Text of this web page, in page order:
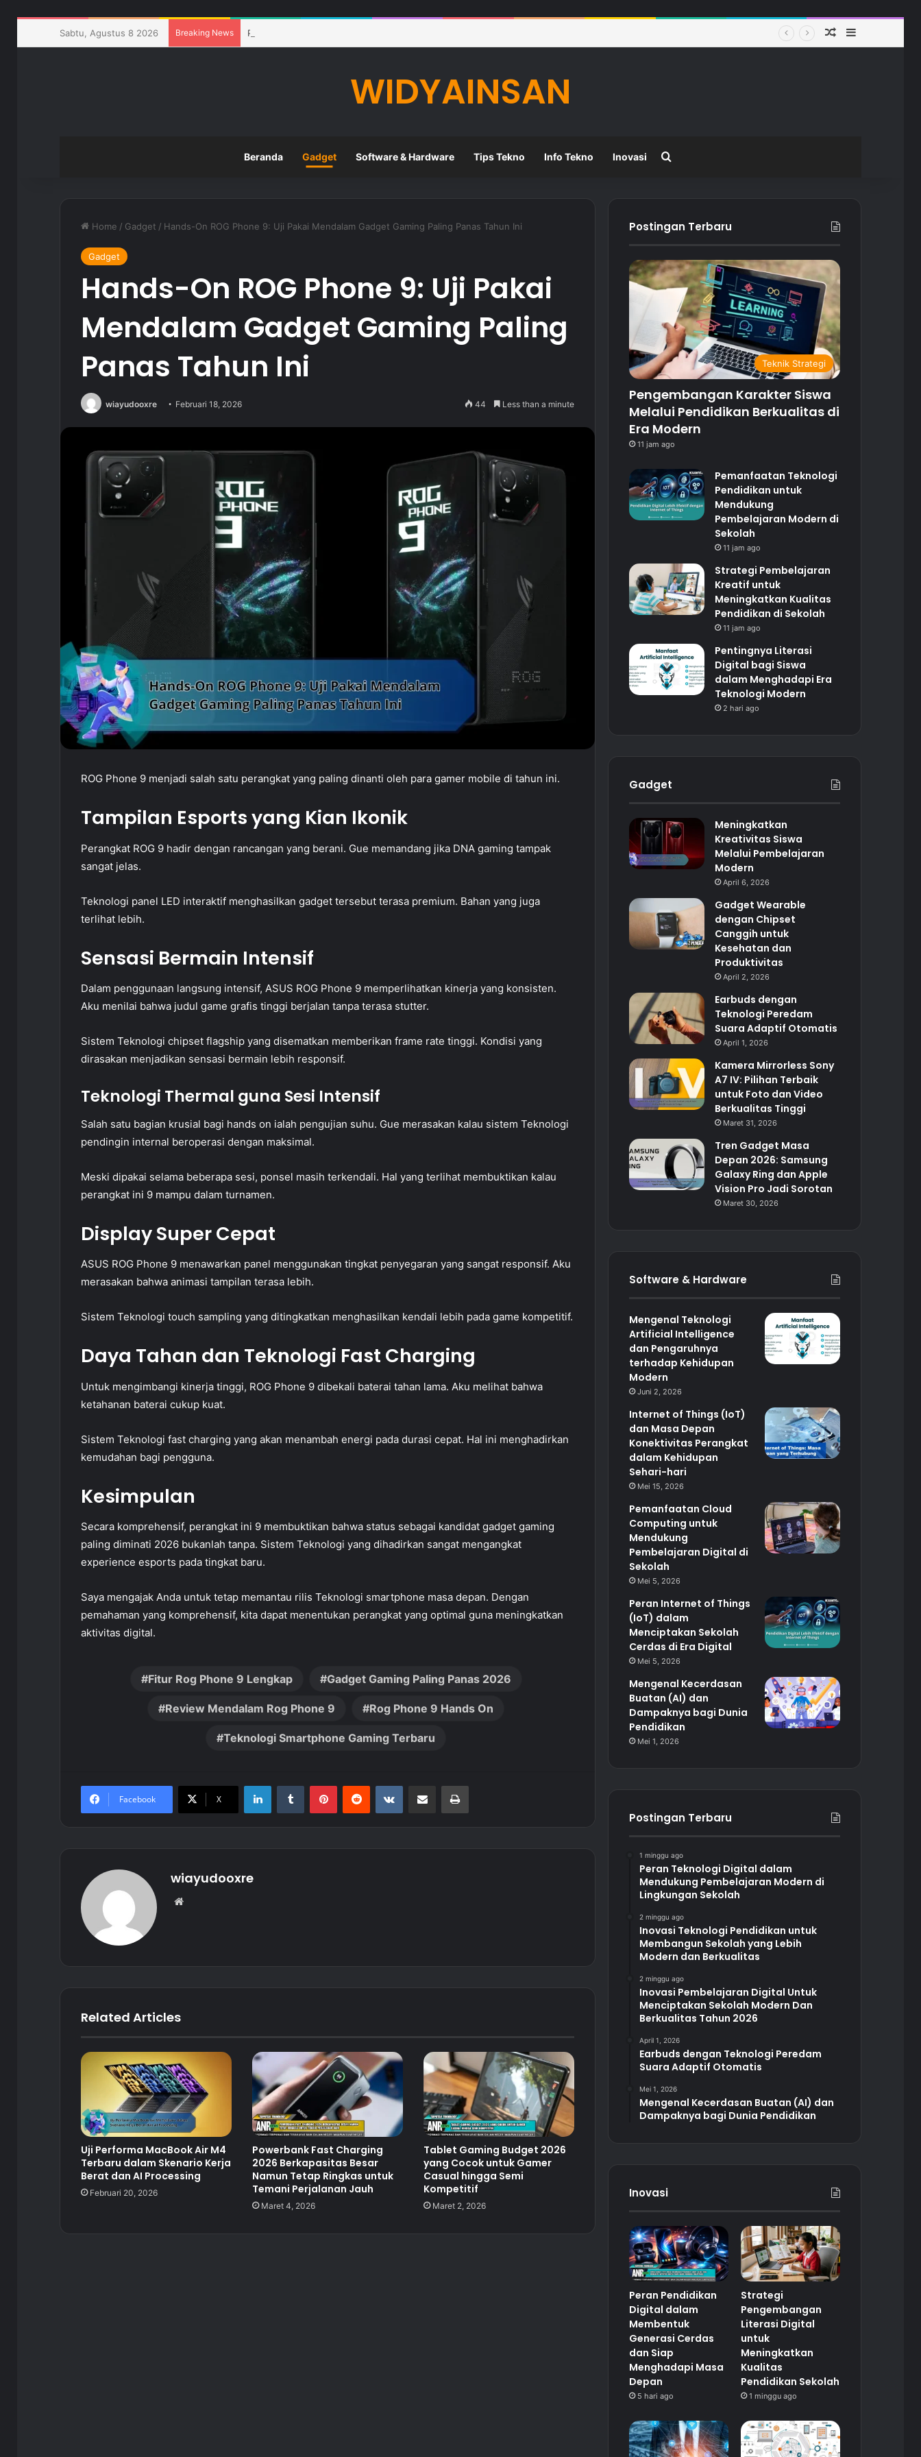
Sabtu, Agustus 8 2026 Breaking News Pemanfaatan Teknologi Pendidikan untuk Mendukung Pembelajaran Modern di Sekolah Random Article
Sidebar
WIDYAINSAN
Beranda Gadget Software & Hardware Tips Tekno Info Tekno Inovasi
Home / Gadget / Hands-On ROG Phone 9: Uji Pakai Mendalam Gadget Gaming Paling Panas Tahun Ini
Gadget
Hands-On ROG Phone 9: Uji Pakai
Mendalam Gadget Gaming Paling
Panas Tahun Ini
wiayudooxre Februari 18, 2026 44 Less than a minute
ROG Phone 9 menjadi salah satu perangkat yang paling dinanti oleh para gamer mobile di tahun ini.
Tampilan Esports yang Kian Ikonik
Perangkat ROG 9 hadir dengan rancangan yang berani. Gue memandang jika DNA gaming tampak
sangat jelas.
Teknologi panel LED interaktif menghasilkan gadget tersebut terasa premium. Bahan yang juga
terlihat lebih.
Sensasi Bermain Intensif
Dalam penggunaan langsung intensif, ASUS ROG Phone 9 memperlihatkan kinerja yang konsisten.
Aku menilai bahwa judul game grafis tinggi berjalan tanpa terasa stutter.
Sistem Teknologi chipset flagship yang disematkan memberikan frame rate tinggi. Kondisi yang
dirasakan menjadikan sensasi bermain lebih responsif.
Teknologi Thermal guna Sesi Intensif
Salah satu bagian krusial bagi hands on ialah pengujian suhu. Gue merasakan kalau sistem Teknologi
pendingin internal beroperasi dengan maksimal.
Meski dipakai selama beberapa sesi, ponsel masih terkendali. Hal yang terlihat membuktikan kalau
perangkat ini 9 mampu dalam turnamen.
Display Super Cepat
ASUS ROG Phone 9 menawarkan panel menggunakan tingkat penyegaran yang sangat responsif. Aku
merasakan bahwa animasi tampilan terasa lebih.
Sistem Teknologi touch sampling yang ditingkatkan menghasilkan kendali lebih pada game kompetitif.
Daya Tahan dan Teknologi Fast Charging
Untuk mengimbangi kinerja tinggi, ROG Phone 9 dibekali baterai tahan lama. Aku melihat bahwa
ketahanan baterai cukup kuat.
Sistem Teknologi fast charging yang akan menambah energi pada durasi cepat. Hal ini menghadirkan
kemudahan bagi pengguna.
Kesimpulan
Secara komprehensif, perangkat ini 9 membuktikan bahwa status sebagai kandidat gadget gaming
paling diminati 2026 bukanlah tanpa. Sistem Teknologi yang dihadirkan sangat mengangkat
experience esports pada tingkat baru.
Saya mengajak Anda untuk tetap memantau rilis Teknologi smartphone masa depan. Dengan
pemahaman yang komprehensif, kita dapat menentukan perangkat yang optimal guna meningkatkan
aktivitas digital.
Fitur Rog Phone 9 Lengkap Gadget Gaming Paling Panas 2026
Review Mendalam Rog Phone 9 Rog Phone 9 Hands On
Teknologi Smartphone Gaming Terbaru
Facebook X
LinkedInTumblr PinterestReddit VKontakteShare via Email Print
wiayudooxre
Related Articles
Uji Performa MacBook Air M4
Terbaru dalam Skenario Kerja
Berat dan AI Processing
Februari 20, 2026
Powerbank Fast Charging
2026 Berkapasitas Besar
Namun Tetap Ringkas untuk
Temani Perjalanan Jauh
Maret 4, 2026
Tablet Gaming Budget 2026
yang Cocok untuk Gamer
Casual hingga Semi
Kompetitif
Maret 2, 2026
Postingan Terbaru
Teknik Strategi
Pengembangan Karakter Siswa
Melalui Pendidikan Berkualitas di
Era Modern
11 jam ago
Pemanfaatan Teknologi
Pendidikan untuk
Mendukung
Pembelajaran Modern di
Sekolah
11 jam ago
Strategi Pembelajaran
Kreatif untuk
Meningkatkan Kualitas
Pendidikan di Sekolah
11 jam ago
Pentingnya Literasi
Digital bagi Siswa
dalam Menghadapi Era
Teknologi Modern
2 hari ago
Gadget
Meningkatkan
Kreativitas Siswa
Melalui Pembelajaran
Modern
April 6, 2026
Gadget Wearable
dengan Chipset
Canggih untuk
Kesehatan dan
Produktivitas
April 2, 2026
Earbuds dengan
Teknologi Peredam
Suara Adaptif Otomatis
April 1, 2026
Kamera Mirrorless Sony
A7 IV: Pilihan Terbaik
untuk Foto dan Video
Berkualitas Tinggi
Maret 31, 2026
Tren Gadget Masa
Depan 2026: Samsung
Galaxy Ring dan Apple
Vision Pro Jadi Sorotan
Maret 30, 2026
Software & Hardware
Mengenal Teknologi
Artificial Intelligence
dan Pengaruhnya
terhadap Kehidupan
Modern
Juni 2, 2026
Internet of Things (IoT)
dan Masa Depan
Konektivitas Perangkat
dalam Kehidupan
Sehari-hari
Mei 15, 2026
Pemanfaatan Cloud
Computing untuk
Mendukung
Pembelajaran Digital di
Sekolah
Mei 5, 2026
Peran Internet of Things
(IoT) dalam
Menciptakan Sekolah
Cerdas di Era Digital
Mei 5, 2026
Mengenal Kecerdasan
Buatan (AI) dan
Dampaknya bagi Dunia
Pendidikan
Mei 1, 2026
Postingan Terbaru
1 minggu ago
Peran Teknologi Digital dalam
Mendukung Pembelajaran Modern di
Lingkungan Sekolah
2 minggu ago
Inovasi Teknologi Pendidikan untuk
Membangun Sekolah yang Lebih
Modern dan Berkualitas
2 minggu ago
Inovasi Pembelajaran Digital Untuk
Menciptakan Sekolah Modern Dan
Berkualitas Tahun 2026
April 1, 2026
Earbuds dengan Teknologi Peredam
Suara Adaptif Otomatis
Mei 1, 2026
Mengenal Kecerdasan Buatan (AI) dan
Dampaknya bagi Dunia Pendidikan
Inovasi
Peran Pendidikan
Digital dalam
Membentuk
Generasi Cerdas
dan Siap
Menghadapi Masa
Depan
5 hari ago
Strategi
Pengembangan
Literasi Digital
untuk
Meningkatkan
Kualitas
Pendidikan Sekolah
1 minggu ago